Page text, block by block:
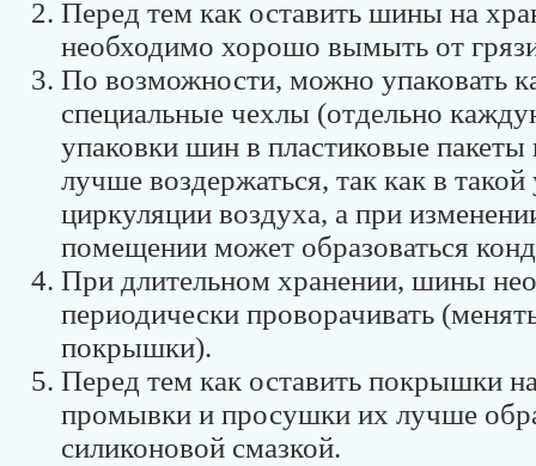
Перед тем как оставить шины на
необходимо хорошо вымыть от
По возможности, можно упаковать
специальные чехлы (отдельно
упаковки шин в пластиковые пакеты
лучше воздержаться, так как в такой
циркуляции воздуха, а при
помещении может образоваться
При длительном хранении, шины
периодически проворачивать
покрышки).
Перед тем как оставить покрышки
промывки и просушки их лучше
силиконовой смазкой.